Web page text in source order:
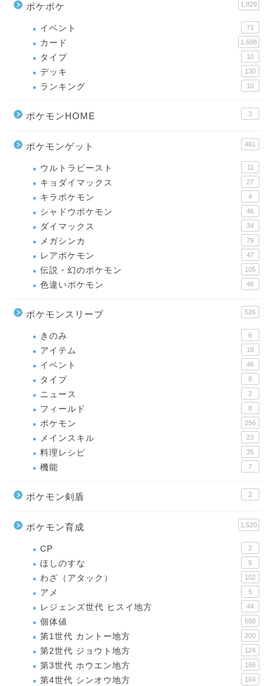
ポケポケ 1,829
イベント 71
カード 1,608
タイプ 10
デッキ 130
ランキング 10
ポケモンHOME 3
ポケモンゲット 461
ウルトラビースト 11
キョダイマックス 27
キラポケモン 4
シャドウポケモン 46
ダイマックス 34
メガシンカ 79
レアポケモン 47
伝説・幻のポケモン 105
色違いポケモン 46
ポケモンスリープ 526
きのみ 6
アイテム 18
イベント 46
タイプ 6
ニュース 2
フィールド 8
ポケモン 256
メインスキル 23
料理レシピ 35
機能 7
ポケモン剣盾 2
ポケモン育成 1,520
CP 2
ほしのすな 5
わざ（アタック） 102
アメ 5
レジェンズ世代 ヒスイ地方 44
個体値 658
第1世代 カントー地方 200
第2世代 ジョウト地方 124
第3世代 ホウエン地方 166
第4世代 シンオウ地方 164